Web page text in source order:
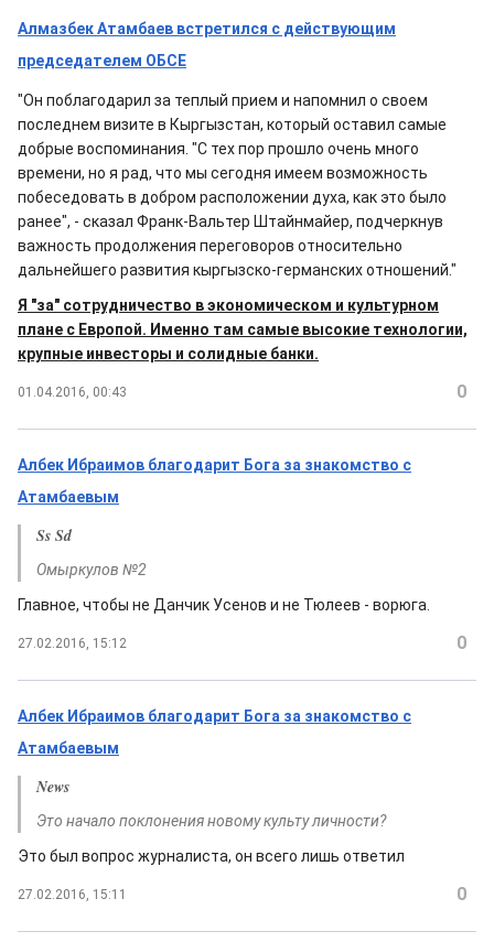
Алмазбек Атамбаев встретился с действующим
председателем ОБСЕ
"Он поблагодарил за теплый прием и напомнил о своем
последнем визите в Кыргызстан, который оставил самые
добрые воспоминания. "С тех пор прошло очень много
времени, но я рад, что мы сегодня имеем возможность
побеседовать в добром расположении духа, как это было
ранее", - сказал Франк-Вальтер Штайнмайер, подчеркнув
важность продолжения переговоров относительно
дальнейшего развития кыргызско-германских отношений."
Я "за" сотрудничество в экономическом и культурном
плане с Европой. Именно там самые высокие технологии,
крупные инвесторы и солидные банки.
01.04.2016, 00:43 0
Албек Ибраимов благодарит Бога за знакомство с
Атамбаевым
Ss Sd
Омыркулов №2
Главное, чтобы не Данчик Усенов и не Тюлеев - ворюга.
27.02.2016, 15:12 0
Албек Ибраимов благодарит Бога за знакомство с
Атамбаевым
News
Это начало поклонения новому культу личности?
Это был вопрос журналиста, он всего лишь ответил
27.02.2016, 15:11 0